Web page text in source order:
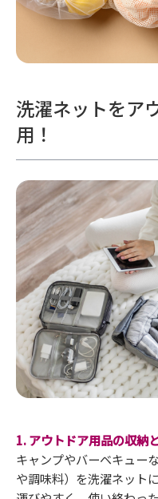
洗濯ネットをア
用！
1. アウトドア用品の収納
キャンプやバーベキュー
や調味料）を洗濯ネット